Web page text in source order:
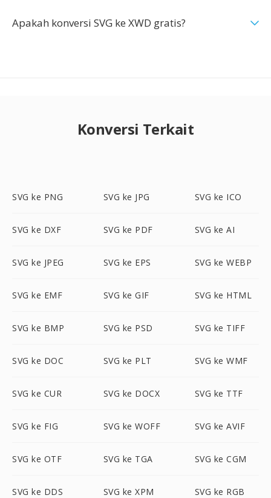
Apakah konversi SVG ke XWD gratis?
Konversi Terkait
SVG ke PNG SVG ke JPG SVG ke ICO
SVG ke DXF SVG ke PDF SVG ke AI
SVG ke JPEG SVG ke EPS SVG ke WEBP
SVG ke EMF SVG ke GIF SVG ke HTML
SVG ke BMP SVG ke PSD SVG ke TIFF
SVG ke DOC SVG ke PLT SVG ke WMF
SVG ke CUR SVG ke DOCX SVG ke TTF
SVG ke FIG SVG ke WOFF SVG ke AVIF
SVG ke OTF SVG ke TGA SVG ke CGM
SVG ke DDS SVG ke XPM SVG ke RGB